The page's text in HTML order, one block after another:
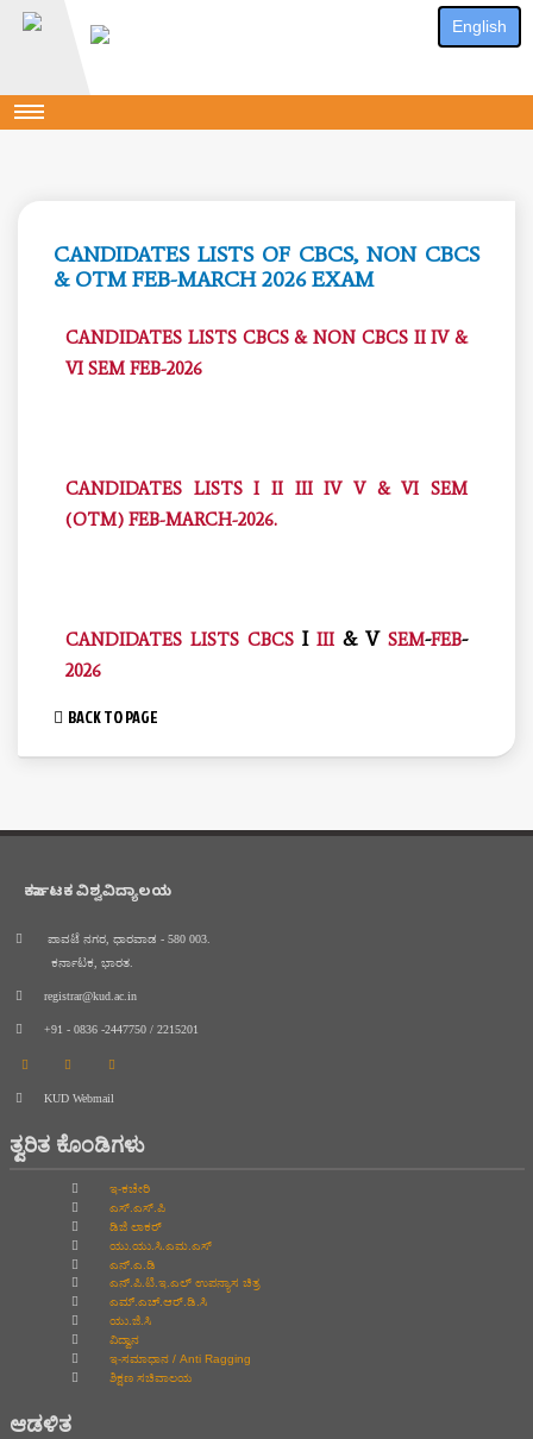
English
CANDIDATES LISTS OF CBCS, NON CBCS
& OTM FEB-MARCH 2026 EXAM
CANDIDATES LISTS CBCS & NON CBCS II IV &
VI SEM FEB-2026
CANDIDATES LISTS I II III IV V & VI SEM
(OTM) FEB-MARCH-2026.
CANDIDATES LISTS CBCS I III & V SEM-FEB-
2026
BACK TO PAGE
ಕರ್ನಾಟಕ ವಿಶ್ವವಿದ್ಯಾಲಯ
ಪಾವಟೆ ನಗರ, ಧಾರವಾಡ - 580 003.
ಕರ್ನಾಟಕ, ಭಾರತ.
registrar@kud.ac.in
+91 - 0836 -2447750 / 2215201
KUD Webmail
ತ್ವರಿತ ಕೊಂಡಿಗಳು
ಇ-ಕಚೇರಿ
ಎಸ್.ಎಸ್.ಪಿ
ಡಿಜಿ ಲಾಕರ್
ಯು.ಯು.ಸಿ.ಎಮ.ಎಸ್
ಎನ್.ಎ.ಡಿ
ಎನ್.ಪಿ.ಟಿ.ಇ.ಎಲ್‌ ಉಪನ್ಯಾಸ ಚಿತ್ರ
ಎಮ್.ಎಚ್.ಆರ್.ಡಿ.ಸಿ
ಯು.ಜಿ.ಸಿ
ವಿದ್ವಾನ
ಇ-ಸಮಾಧಾನ / Anti Ragging
ಶಿಕ್ಷಣ ಸಚಿವಾಲಯ
ಆಡಳಿತ